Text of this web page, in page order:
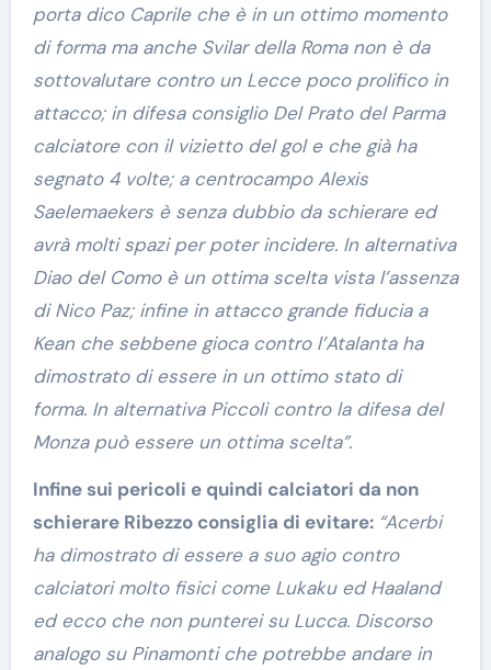
porta dico Caprile che è in un ottimo momento
di forma ma anche Svilar della Roma non è da
sottovalutare contro un Lecce poco prolifico in
attacco; in difesa consiglio Del Prato del Parma
calciatore con il vizietto del gol e che già ha
segnato 4 volte; a centrocampo Alexis
Saelemaekers è senza dubbio da schierare ed
avrà molti spazi per poter incidere. In alternativa
Diao del Como è un ottima scelta vista l’assenza
di Nico Paz; infine in attacco grande fiducia a
Kean che sebbene gioca contro l’Atalanta ha
dimostrato di essere in un ottimo stato di
forma. In alternativa Piccoli contro la difesa del
Monza può essere un ottima scelta”.
Infine sui pericoli e quindi calciatori da non
schierare Ribezzo consiglia di evitare: “Acerbi
ha dimostrato di essere a suo agio contro
calciatori molto fisici come Lukaku ed Haaland
ed ecco che non punterei su Lucca. Discorso
analogo su Pinamonti che potrebbe andare in